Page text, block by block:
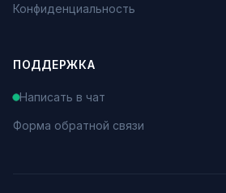
Конфиденциальность
ПОДДЕРЖКА
Написать в чат
Форма обратной связи